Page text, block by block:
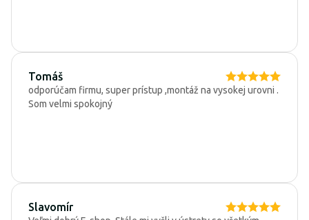
Tomáš
odporúčam firmu, super prístup ,montáž na vysokej urovni .
Som velmi spokojný
Slavomír